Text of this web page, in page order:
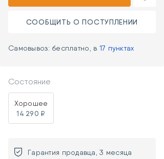
СООБЩИТЬ О ПОСТУПЛЕНИИ
Самовывоз: бесплатно, в 17 пунктах
Состояние
Хорошее
14 290 ₽
Гарантия продавца, 3 месяца